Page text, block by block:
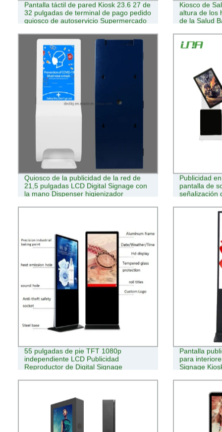
Pantalla táctil de pared Kiosk 23.6 27 de
32 pulgadas de terminal de pago pedido
quiosco de autoservicio Supermercado
Kiosco de
altura de los
de la Salud
Quiosco de la publicidad de la red de
21,5 pulgadas LCD Digital Signage con
la mano Dispenser higienizador
Publicidad
pantalla de
señalización
55 pulgadas de pie TFT 1080p
independiente LCD Publicidad
Reproductor de Digital Signage
Pantalla
para
Signage